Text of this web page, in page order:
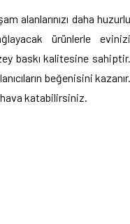
alanlarınızı daha huzurlu
ürünlerle evinizi
baskı kalitesine sahiptir.
beğenisini kazanır.
hava katabilirsiniz.